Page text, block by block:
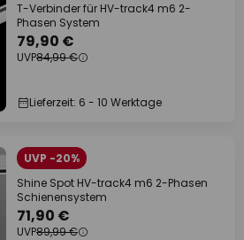
T-Verbinder für HV-track4 m6 2-
Phasen System
79,90 €
UVP84,99 €
Lieferzeit: 6 - 10 Werktage
UVP -20%
Shine Spot HV-track4 m6 2-Phasen
Schienensystem
71,90 €
UVP89,99 €